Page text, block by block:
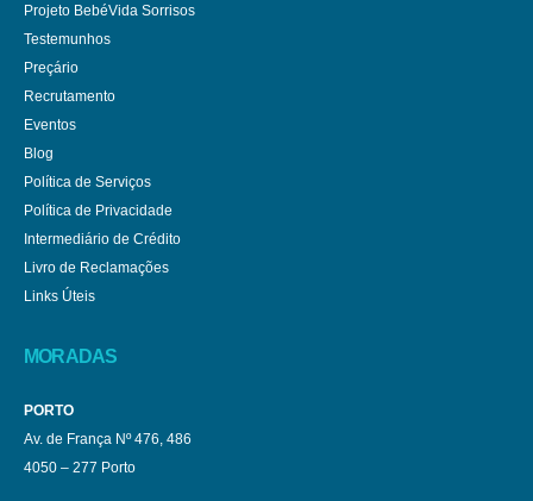
Projeto BebéVida Sorrisos
Testemunhos
Preçário
Recrutamento
Eventos
Blog
Política de Serviços
Política de Privacidade
Intermediário de Crédito
Livro de Reclamações
Links Úteis
MORADAS
PORTO
Av. de França Nº 476, 486
4050 – 277 Porto